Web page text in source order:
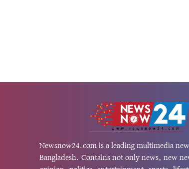
Newsnow24.com is a leading multimedia
Bangladesh. Contains not only news, new